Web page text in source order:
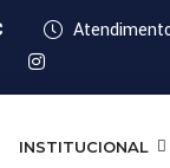
INSTITUCIONAL